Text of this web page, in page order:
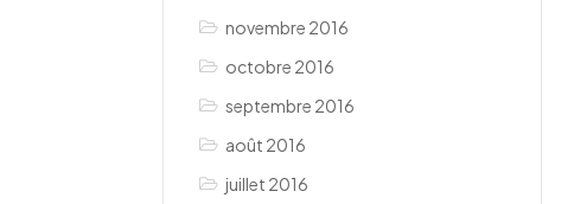
novembre 2016
octobre 2016
septembre 2016
août 2016
juillet 2016